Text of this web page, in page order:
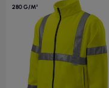
280 G/M²